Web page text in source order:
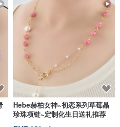
Hebe赫柏女神~初恋系列草莓晶
珍珠项链~定制化生日送礼推荐